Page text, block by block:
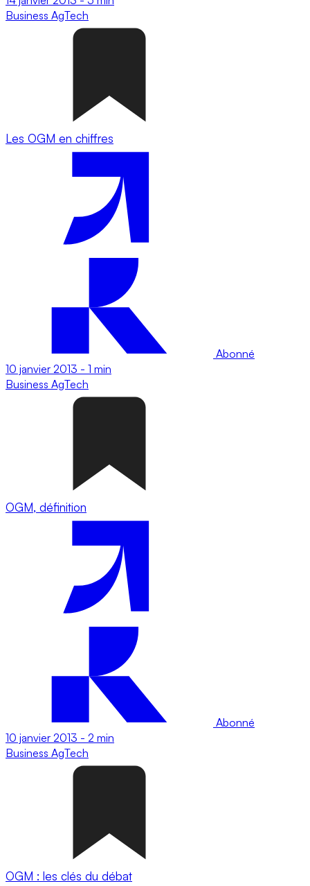
Business AgTech
Les OGM en chiffres
Abonné
10 janvier 2013 - 1 min
Business AgTech
OGM, définition
Abonné
10 janvier 2013 - 2 min
Business AgTech
OGM : les clés du débat